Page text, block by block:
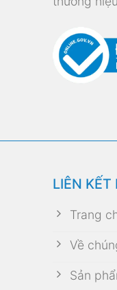
LIÊN
Trang
Về
Sản